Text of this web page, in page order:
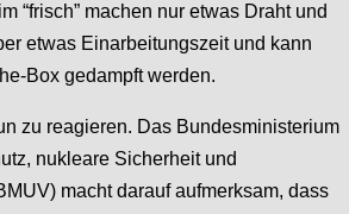
“frisch” machen nur etwas Draht und
etwas Einarbeitungszeit und kann
Box gedampft werden.
zu reagieren. Das Bundesministerium
nukleare Sicherheit und
macht darauf aufmerksam, dass